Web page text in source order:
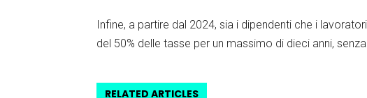
Infine, a partire dal 2024, sia i dipendenti che i
del 50% delle tasse per un massimo di dieci anni,
RELATED ARTICLES